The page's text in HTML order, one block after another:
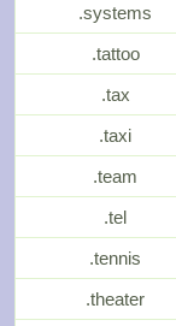
.systems
.tattoo
.tax
.taxi
.team
.tel
.tennis
.theater